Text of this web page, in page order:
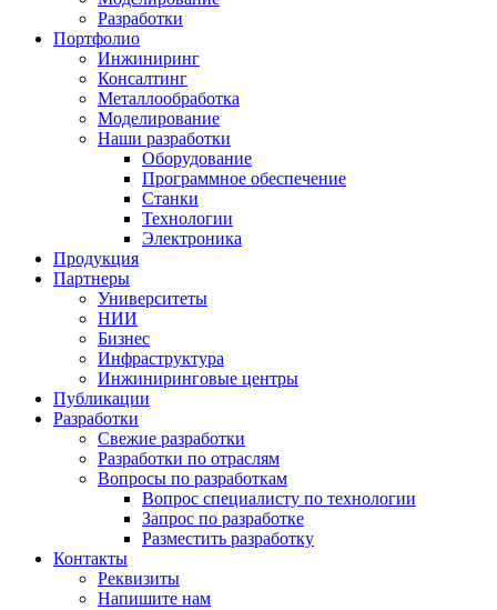
Разработки
Портфолио
Инжиниринг
Консалтинг
Металлообработка
Моделирование
Наши разработки
Оборудование
Программное обеспечение
Станки
Технологии
Электроника
Продукция
Партнеры
Университеты
НИИ
Бизнес
Инфраструктура
Инжиниринговые центры
Публикации
Разработки
Свежие разработки
Разработки по отраслям
Вопросы по разработкам
Вопрос специалисту по технологии
Запрос по разработке
Разместить разработку
Контакты
Реквизиты
Напишите нам